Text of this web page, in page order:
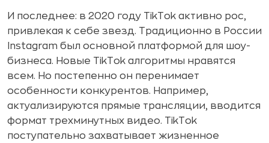
И последнее: в 2020 году TikTok активно рос,
привлекая к себе звезд. Традиционно в России
Instagram был основной платформой для шоу-
бизнеса. Новые TikTok алгоритмы нравятся
всем. Но постепенно он перенимает
особенности конкурентов. Например,
актуализируются прямые трансляции, вводится
формат трехминутных видео. TikTok
поступательно захватывает жизненное